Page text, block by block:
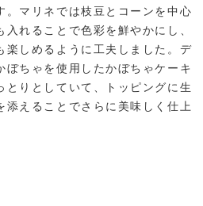
。マリネでは枝豆とコーンを中心
れることで色彩を鮮やかにし、
楽しめるように工夫しました。デ
ぼちゃを使用したかぼちゃケーキ
とりとしていて、トッピングに生
添えることでさらに美味しく仕上